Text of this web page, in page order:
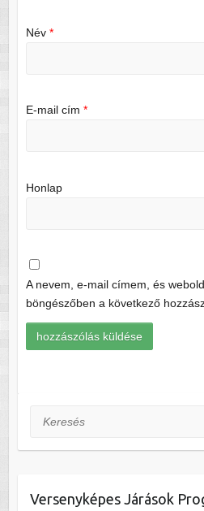
Név *
E-mail cím *
Honlap
A nevem, e-mail címem, és
böngészőben a következő
Keresés
Versenyképes Járások